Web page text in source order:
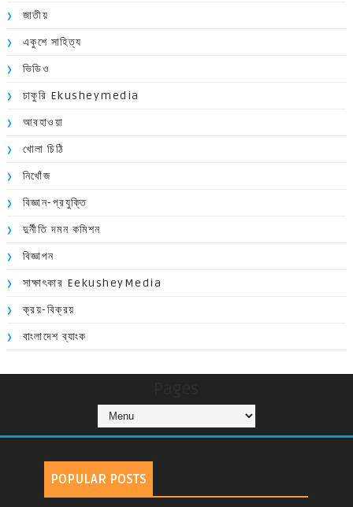
জাতীয়
একুশে সাহিত্য
ভিডিও
চাকুরি Ekusheymedia
আবহাওয়া
খোলা চিঠি
নিখোঁজ
বিজ্ঞান-প্রযুক্তি
দুর্নীতি দমন কমিশন
বিজ্ঞাপন
সাক্ষাৎকার EekusheyMedia
ক্রয়-বিক্রয়
বাংলাদেশ ব্যাংক
POPULAR POSTS